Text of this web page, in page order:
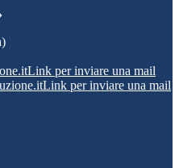
Link per inviare una mail
Link per inviare una mail